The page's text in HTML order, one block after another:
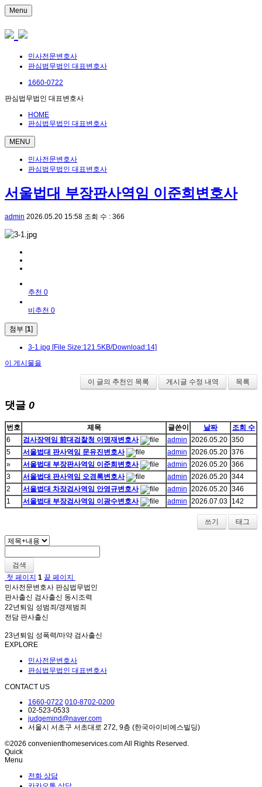
Menu
민사전문변호사
판심법무법인 대표변호사
1660-0722
판심법무법인 대표변호사
HOME
판심법무법인 대표변호사
MENU
민사전문변호사
판심법무법인 대표변호사
서울법대 부장판사역임 이준희변호사
admin 2026.05.20 15:58 조회 수 : 366
추천 0
비추천 0
첨부 [1]
3-1.jpg [File Size:121.5KB/Download:14]
이 게시물을
이 글의 추천인 목록 게시글 수정 내역 목록
댓글 0
번호 제목 글쓴이 날짜
조회 수
6
검사장역임 前대검찰청 이명재변호사 admin 2026.05.20 350
5
서울법대 판사역임 문유진변호사 admin 2026.05.20 376
»
서울법대 부장판사역임 이준희변호사 admin 2026.05.20 366
3
서울법대 판사역임 오경록변호사 admin 2026.05.20 344
2
서울법대 차장검사역임 안영규변호사 admin 2026.05.20 346
1
서울법대 부장검사역임 이광수변호사 admin 2026.07.03 142
쓰기 태그
검색
첫 페이지 1 끝 페이지
민사전문변호사 판심법무법인
판사출신 검사출신 동시조력
22년퇴임 성범죄/경제범죄
전담 판사출신
23년퇴임 성폭력/마약 검사출신
EXPLORE
민사전문변호사
판심법무법인 대표변호사
CONTACT US
1660-0722 010-8702-0200
02-523-0533
judgemind@naver.com
서울시 서초구 서초대로 272, 9층 (한국아이비에스빌딩)
©2026 convenienthomeservices.com All Rights Reserved.
Quick
Menu
전화 상담